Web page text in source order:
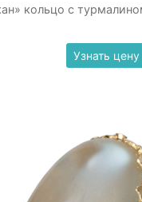
кольцо с
Узнать цену